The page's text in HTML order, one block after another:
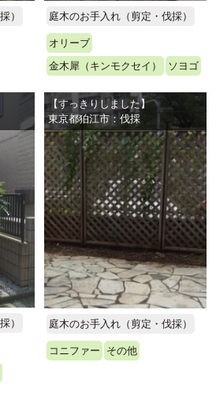
）
庭木のお手入れ（剪定・伐採）
オリーブ
金木犀（キンモクセイ）
ソヨゴ
）
【すっきりしました】
東京都狛江市：伐採
庭木のお手入れ（剪定・伐採）
コニファー その他